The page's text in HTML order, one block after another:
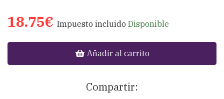
18.75€ Impuesto incluido Disponible
Añadir al carrito
Compartir: